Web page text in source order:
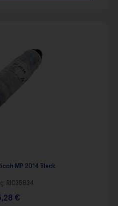
MP 2014 Black
RIC35834
€